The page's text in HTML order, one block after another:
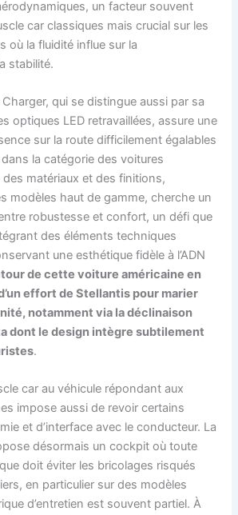
un facteur souvent
car classiques mais crucial sur les
où la fluidité influe sur la
stabilité.
qui se distingue aussi par sa
optiques LED retravaillées, assure une
sur la route difficilement égalables
la catégorie des voitures
matériaux et des finitions,
modèles haut de gamme, cherche un
robustesse et confort, un défi que
des éléments techniques
une esthétique fidèle à l’ADN
de cette voiture américaine en
effort de Stellantis pour marier
notamment via la déclinaison
dont le design intègre subtilement
.
car au véhicule répondant aux
impose aussi de revoir certains
et d’interface avec le conducteur. La
désormais un cockpit où toute
doit éviter les bricolages risqués
en particulier sur des modèles
d’entretien est souvent partiel. À